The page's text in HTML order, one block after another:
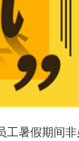
暑假期间非